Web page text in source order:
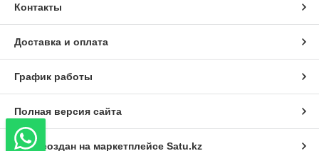
Контакты
Доставка и оплата
График работы
Полная версия сайта
Сайт создан на маркетплейсе Satu.kz